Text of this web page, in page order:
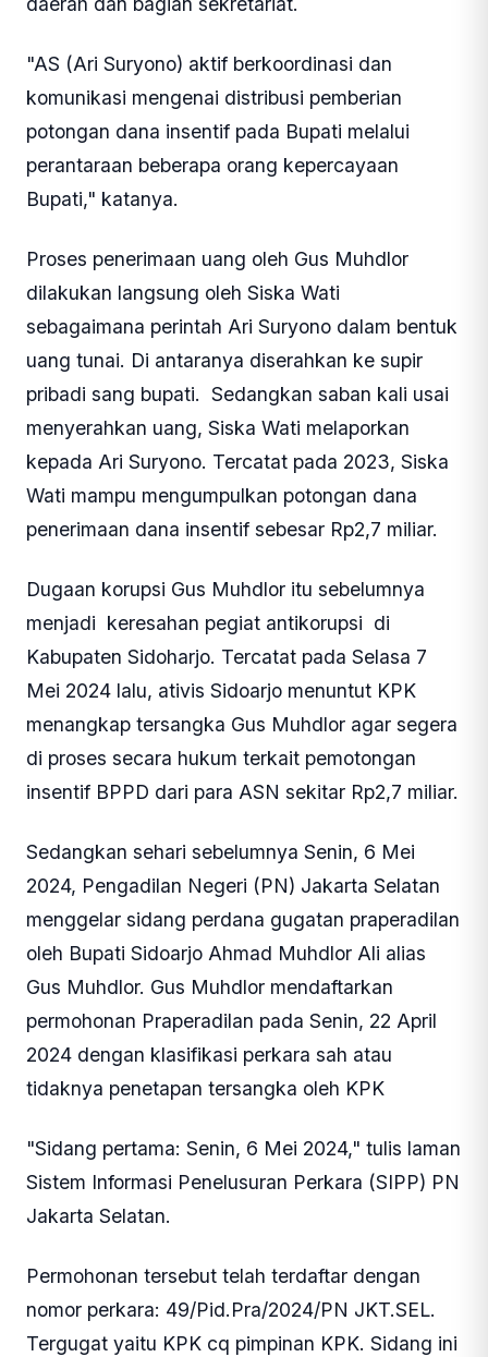
"AS (Ari Suryono) aktif berkoordinasi dan
komunikasi mengenai distribusi pemberian
potongan dana insentif pada Bupati melalui
perantaraan beberapa orang kepercayaan
Bupati," katanya.
Proses penerimaan uang oleh Gus Muhdlor
dilakukan langsung oleh Siska Wati
sebagaimana perintah Ari Suryono dalam bentuk
uang tunai. Di antaranya diserahkan ke supir
pribadi sang bupati. Sedangkan saban kali usai
menyerahkan uang, Siska Wati melaporkan
kepada Ari Suryono. Tercatat pada 2023, Siska
Wati mampu mengumpulkan potongan dana
penerimaan dana insentif sebesar Rp2,7 miliar.
Dugaan korupsi Gus Muhdlor itu sebelumnya
menjadi keresahan pegiat antikorupsi di
Kabupaten Sidoharjo. Tercatat pada Selasa 7
Mei 2024 lalu, ativis Sidoarjo menuntut KPK
menangkap tersangka Gus Muhdlor agar segera
di proses secara hukum terkait pemotongan
insentif BPPD dari para ASN sekitar Rp2,7 miliar.
Sedangkan sehari sebelumnya Senin, 6 Mei
2024, Pengadilan Negeri (PN) Jakarta Selatan
menggelar sidang perdana gugatan praperadilan
oleh Bupati Sidoarjo Ahmad Muhdlor Ali alias
Gus Muhdlor. Gus Muhdlor mendaftarkan
permohonan Praperadilan pada Senin, 22 April
2024 dengan klasifikasi perkara sah atau
tidaknya penetapan tersangka oleh KPK
"Sidang pertama: Senin, 6 Mei 2024," tulis laman
Sistem Informasi Penelusuran Perkara (SIPP) PN
Jakarta Selatan.
Permohonan tersebut telah terdaftar dengan
nomor perkara: 49/Pid.Pra/2024/PN JKT.SEL.
Tergugat yaitu KPK cq pimpinan KPK. Sidang ini